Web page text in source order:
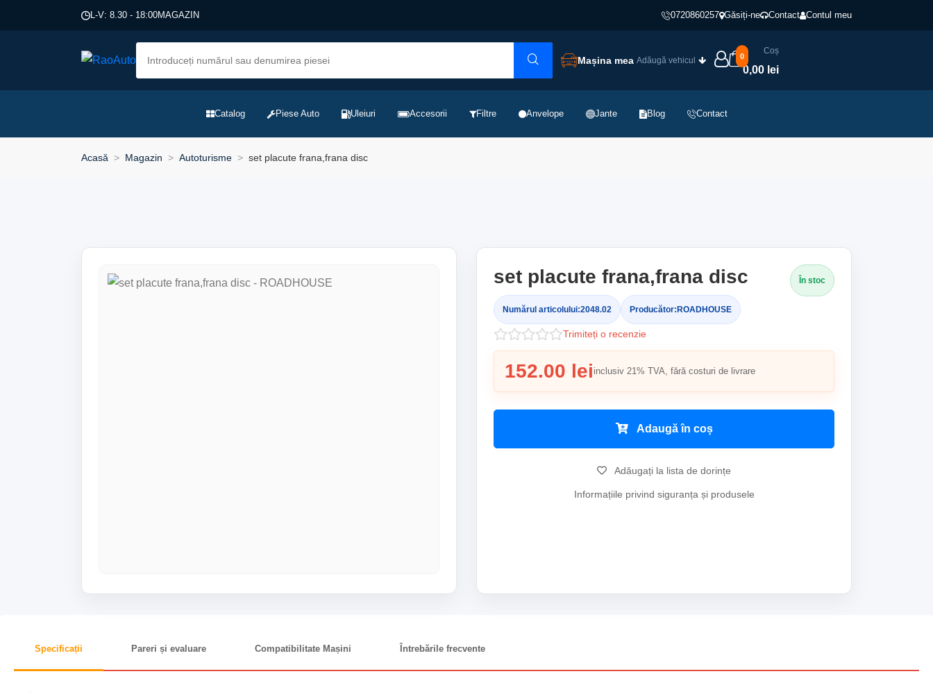
L-V: 8.30 - 18:00MAGAZIN 0720860257 Găsiți-ne Contact Contul meu
Mașina mea Adăugă vehicul 0
Coș
0,00 lei
Catalog Piese Auto Uleiuri Accesorii Filtre Anvelope Jante Blog Contact
Acasă Magazin Autoturisme set placute frana,frana disc
set placute frana,frana disc
Numărul articolului:2048.02 Producător: ROADHOUSE
În stoc
Trimiteți o recenzie
152.00 lei inclusiv 21% TVA, fără costuri de livrare
Adaugă în coș
Adăugați la lista de dorințe
Informațiile privind siguranța și produsele
Specificații Pareri și evaluare Compatibilitate Mașini Întrebările frecvente